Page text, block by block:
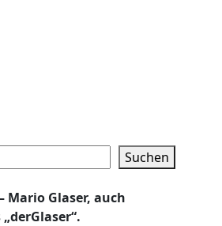
Suchen
Mario Glaser, auch